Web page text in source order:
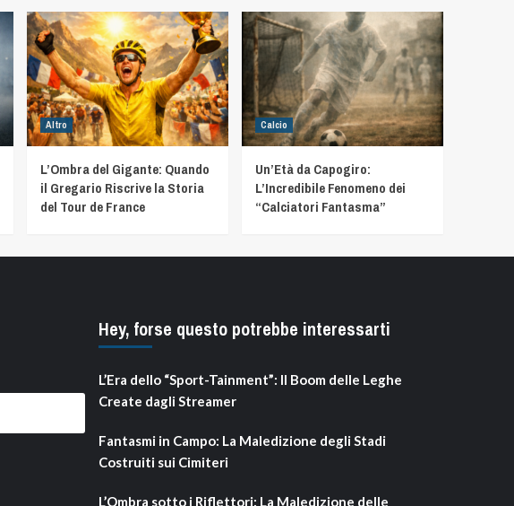
Altro
L’Ombra del Gigante: Quando
il Gregario Riscrive la Storia
del Tour de France
Calcio
Un’Età da Capogiro:
L’Incredibile Fenomeno dei
“Calciatori Fantasma”
Hey, forse questo potrebbe interessarti
L’Era dello “Sport-Tainment”: Il Boom delle Leghe
Create dagli Streamer
Fantasmi in Campo: La Maledizione degli Stadi
Costruiti sui Cimiteri
L’Ombra sotto i Riflettori: La Maledizione delle